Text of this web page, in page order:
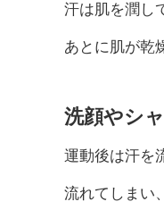
汗は肌を潤し
あとに肌が乾
洗顔やシ
運動後は汗を
流れてしまい